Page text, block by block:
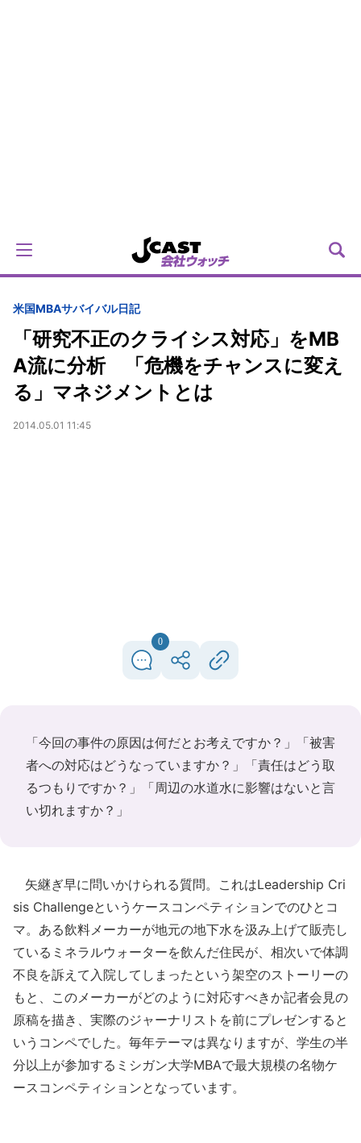
米国MBAサバイバル日記
「研究不正のクライシス対応」をMB
A流に分析 「危機をチャンスに変え
る」マネジメントとは
2014.05.01 11:45
0
「今回の事件の原因は何だとお考えですか？」「被害
者への対応はどうなっていますか？」「責任はどう取
るつもりですか？」「周辺の水道水に影響はないと言
い切れますか？」
矢継ぎ早に問いかけられる質問。これはLeadership Cri
sis Challengeというケースコンペティションでのひとコ
マ。ある飲料メーカーが地元の地下水を汲み上げて販売し
ているミネラルウォーターを飲んだ住民が、相次いで体調
不良を訴えて入院してしまったという架空のストーリーの
もと、このメーカーがどのように対応すべきか記者会見の
原稿を描き、実際のジャーナリストを前にプレゼンすると
いうコンペでした。毎年テーマは異なりますが、学生の半
分以上が参加するミシガン大学MBAで最大規模の名物ケ
ースコンペティションとなっています。